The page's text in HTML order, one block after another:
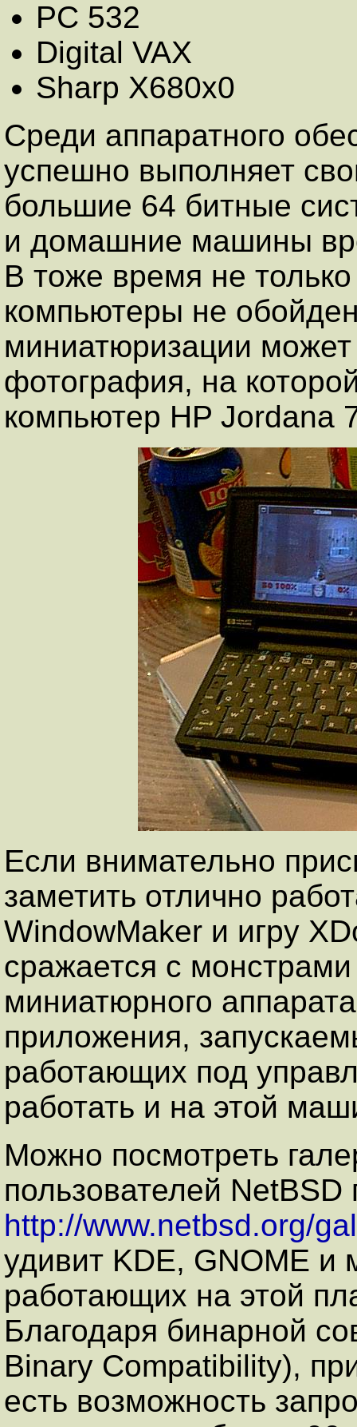
PC 532
Digital VAX
Sharp X680x0
Среди аппаратного
успешно выполняет
большие 64 битные
и домашние машины
В тоже время не
компьютеры не
миниатюризации
фотография, на
компьютер HP Jordana
Если внимательно
заметить отлично
WindowMaker и игру
сражается с
миниатюрного
приложения,
работающих под
работать и на этой
Можно посмотреть
пользователей NetBSD
http://www.netbsd.org/
удивит KDE, GNOME и
работающих на этой
Благодаря бинарной
Binary Compatibility),
есть возможность